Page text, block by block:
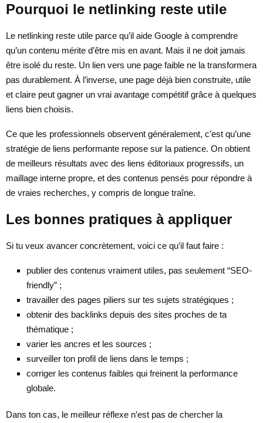
Pourquoi le netlinking reste utile
Le netlinking reste utile parce qu’il aide Google à comprendre
qu’un contenu mérite d’être mis en avant. Mais il ne doit jamais
être isolé du reste. Un lien vers une page faible ne la transformera
pas durablement. À l’inverse, une page déjà bien construite, utile
et claire peut gagner un vrai avantage compétitif grâce à quelques
liens bien choisis.
Ce que les professionnels observent généralement, c’est qu’une
stratégie de liens performante repose sur la patience. On obtient
de meilleurs résultats avec des liens éditoriaux progressifs, un
maillage interne propre, et des contenus pensés pour répondre à
de vraies recherches, y compris de longue traîne.
Les bonnes pratiques à appliquer
Si tu veux avancer concrètement, voici ce qu’il faut faire :
publier des contenus vraiment utiles, pas seulement “SEO-
friendly” ;
travailler des pages piliers sur tes sujets stratégiques ;
obtenir des backlinks depuis des sites proches de ta
thématique ;
varier les ancres et les sources ;
surveiller ton profil de liens dans le temps ;
corriger les contenus faibles qui freinent la performance
globale.
Dans ton cas, le meilleur réflexe n’est pas de chercher la